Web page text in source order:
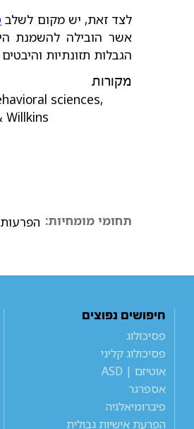
לצד זאת, יש מקום לשלב
אשר הובילה להשמנת
הגבלות תזונתיות
מקורות
sciences,
Willkins
תחומי מומחיות:
חיפושים נפוצים
פסיכולוג
פסיכולוג קליני
אוטיזם | ASD
אספרגר
פיברומיאלגיה
הפרעת אישיות גבולית